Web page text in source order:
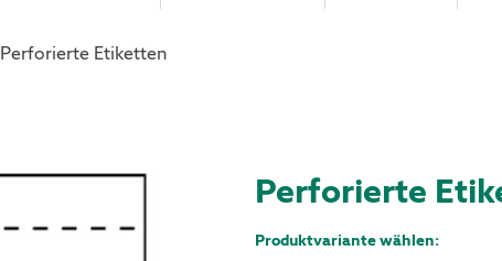
Perforierte Etiketten
Perforierte
Produktvariante wählen: